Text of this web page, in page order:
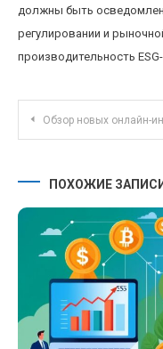
должны быть
регулировании и
производительность
Обзор новых онлайн-инструментов для автоматизации контент-маркетинга в
ПОХОЖИЕ ЗАПИСИ